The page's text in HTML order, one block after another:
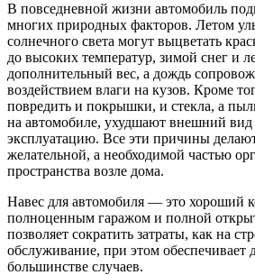
В повседневной жизни автомобиль
многих природных факторов. Летом
солнечного света могут выцветать
до высоких температур, зимой снег и
дополнительный вес, а дождь
воздействием влаги на кузов. Кроме
повредить и покрышки, и стекла, а
на автомобиле, ухудшают внешний вид
эксплуатацию. Все эти причины
желательной, а необходимой частью
пространства возле дома.
Навес для автомобиля — это хороший
полноценным гаражом и полной
позволяет сократить затраты, как на
обслуживание, при этом обеспечивает
большинстве случаев.